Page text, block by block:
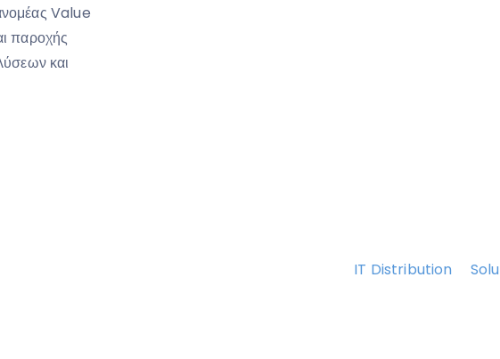
Value
παροχής
και
IT Distribution